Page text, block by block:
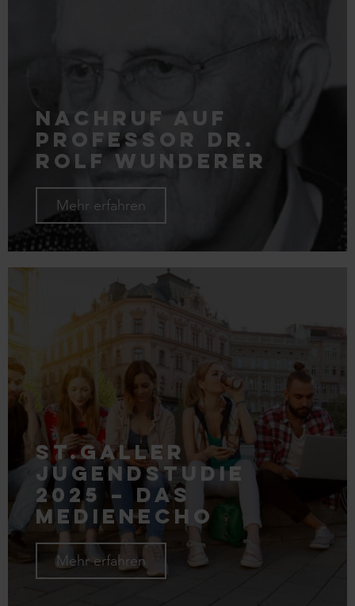
Nachruf auf
Professor Dr.
Rolf Wunderer
Mehr erfahren
St.Galler
Jugendstudie
2025 – das
Medienecho
Mehr erfahren